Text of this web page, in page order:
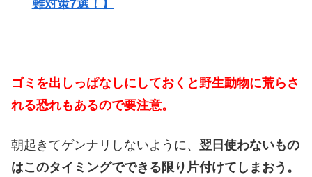
難対策7選！】
ゴミを出しっぱなしにしておくと野生動物に荒らさ
れる恐れもあるので要注意。
朝起きてゲンナリしないように、 翌日使わないもの
はこのタイミングでできる限り片付けてしまおう。